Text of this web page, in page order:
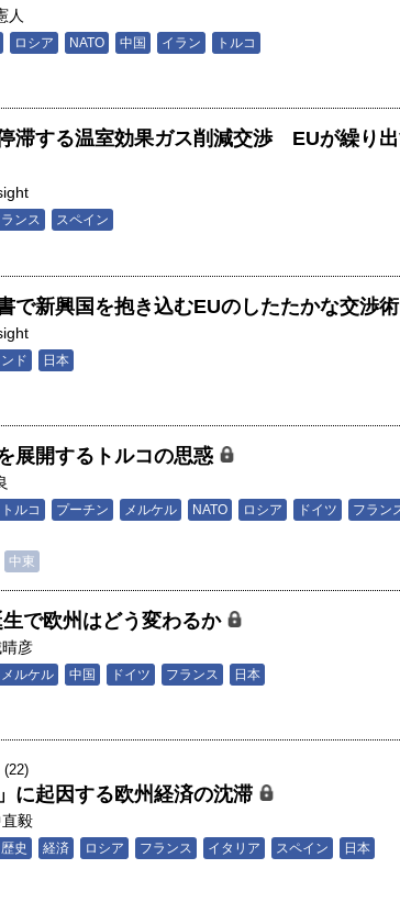
人
ロシア NATO 中国 イラン トルコ
滞する温室効果ガス削減交渉 EUが繰り
ンス スペイン
で新興国を抱き込むEUのしたたかな交渉術
ド 日本
展開するトルコの思惑
トルコ プーチン メルケル NATO ロシア ドイツ
フラン
中東
生で欧州はどう変わるか
彦
メルケル 中国 ドイツ フランス 日本
(22)
に起因する欧州経済の沈滞
直毅
歴史 経済 ロシア フランス イタリア スペイン 日本
か 核融
の「世
院新領域
子
胎動するゲームチェンジャー
アアース泥」――日米欧豪によ
学エネルギー・資源フロンティ